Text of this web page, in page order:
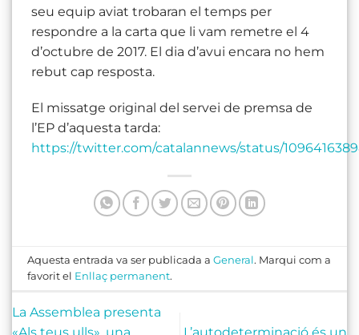
seu equip aviat trobaran el temps per
respondre a la carta que li vam remetre el 4
d’octubre de 2017. El dia d’avui encara no hem
rebut cap resposta.
El missatge original del servei de premsa de
l’EP d’aquesta tarda:
https://twitter.com/catalannews/status/
Aquesta entrada va ser publicada aGeneral. Marqui com a
favorit el Enllaç permanent.
La Assemblea presenta
«Als teus ulls», una
L’autodeterminació és un